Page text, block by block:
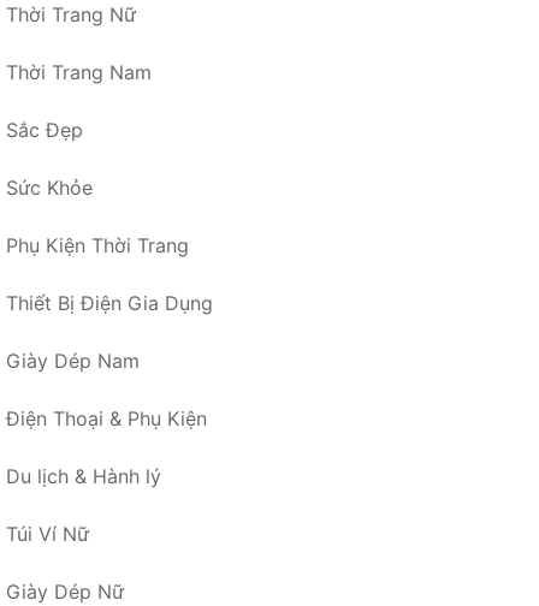
Thời Trang Nữ
Thời Trang Nam
Sắc Đẹp
Sức Khỏe
Phụ Kiện Thời Trang
Thiết Bị Điện Gia Dụng
Giày Dép Nam
Điện Thoại & Phụ Kiện
Du lịch & Hành lý
Túi Ví Nữ
Giày Dép Nữ